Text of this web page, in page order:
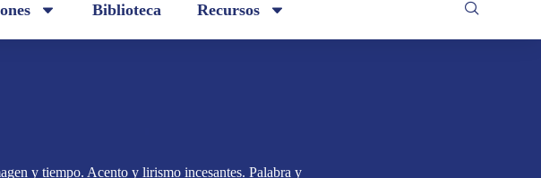
Biblioteca Recursos
y tiempo. Acento y lirismo incesantes. Palabra y